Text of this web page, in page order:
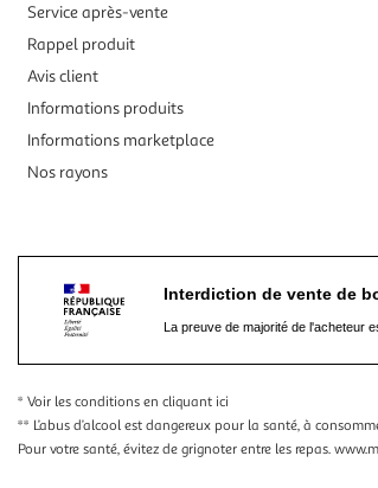
Service après-vente
Rappel produit
Avis client
Informations produits
Informations marketplace
Nos rayons
Interdiction de vente de
La preuve de majorité de l'acheteur
* Voir les conditions en cliquant ici
** L’abus d’alcool est dangereux pour la santé, à
Pour votre santé, évitez de grignoter entre les repas.